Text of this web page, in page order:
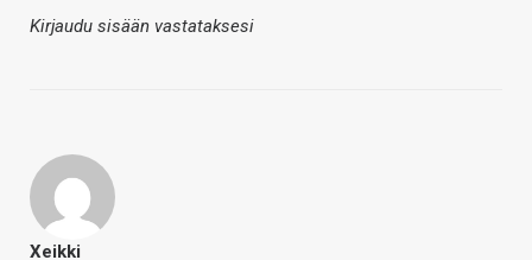
Kirjaudu sisään vastataksesi
Xeikki